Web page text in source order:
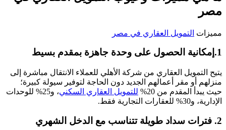
مصر
مميزات التمويل العقاري في مصر
1.إمكانية الحصول على وحدة جاهزة بمقدم بسيط
يتيح التمويل العقاري من شركة الأهلي للعملاء الانتقال مباشرة إلى
منزلهم أو مقر أعمالهم الجديد دون الحاجة لتوفير سيولة كبيرة؛
حيث يبدأ المقدم من 20%
للتمويل العقاري السكني
، و25% للوحدات
الإدارية، و30% للعقارات التجارية فقط.
2. فترات سداد طويلة تتناسب مع الدخل الشهري